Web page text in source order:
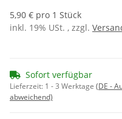
5,90 € pro 1 Stück
inkl. 19% USt. , zzgl.
Sofort verfügbar
Lieferzeit: 1 - 3 Werktage (DE -
abweichend)